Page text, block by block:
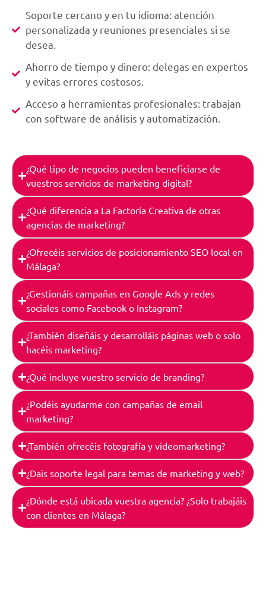
Soporte cercano y en tu idioma: atención
personalizada y reuniones presenciales si se
desea.
Ahorro de tiempo y dinero: delegas en expertos
y evitas errores costosos.
Acceso a herramientas profesionales: trabajan
con software de análisis y automatización.
¿Qué tipo de negocios pueden beneficiarse de
vuestros servicios de marketing digital?
¿Qué diferencia a La Factoría Creativa de otras
agencias de marketing?
¿Ofrecéis servicios de posicionamiento SEO local en
Málaga?
¿Gestionáis campañas en Google Ads y redes
sociales como Facebook o Instagram?
¿También diseñáis y desarrolláis páginas web o solo
hacéis marketing?
¿Qué incluye vuestro servicio de branding?
¿Podéis ayudarme con campañas de email
marketing?
¿También ofrecéis fotografía y videomarketing?
¿Dais soporte legal para temas de marketing y web?
¿Dónde está ubicada vuestra agencia? ¿Solo trabajáis
con clientes en Málaga?